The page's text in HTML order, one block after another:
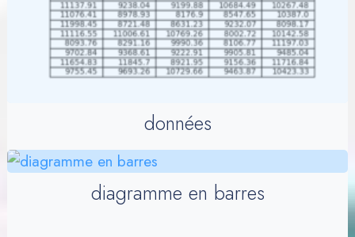
données
diagramme en barres